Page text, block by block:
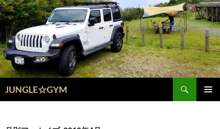
コ
ン
テ
ン
ツ
へ
ス
キ
ッ
JUNGLE☆GYM
索